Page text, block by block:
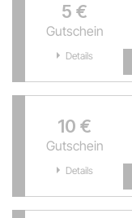
5 €
Gutschein
Details
10 €
Gutschein
Details